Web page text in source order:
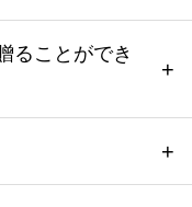
ることができ